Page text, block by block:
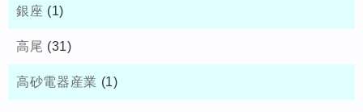
銀座 (1)
高尾 (31)
高砂電器産業 (1)